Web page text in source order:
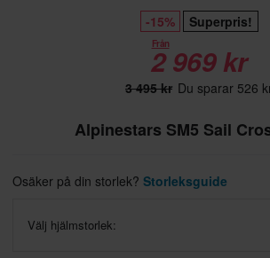
-15% Superpris!
Från
2 969 kr
3 495 kr Du sparar 526
Alpinestars SM5 Sail
Osäker på din storlek? Storleksguide
Välj hjälmstorlek: